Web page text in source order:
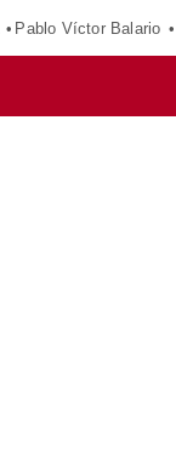
Pablo Víctor Balario